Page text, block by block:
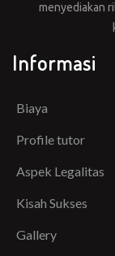
menyediakan
Informasi
Biaya
Profile tutor
Aspek Legalitas
Kisah Sukses
Gallery